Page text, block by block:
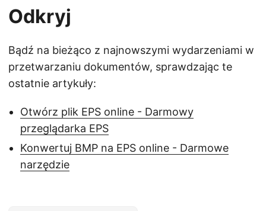
Odkryj
Bądź na bieżąco z najnowszymi wydarzeniami w
przetwarzaniu dokumentów, sprawdzając te
ostatnie artykuły:
Otwórz plik EPS online - Darmowy
przeglądarka EPS
Konwertuj BMP na EPS online - Darmowe
narzędzie